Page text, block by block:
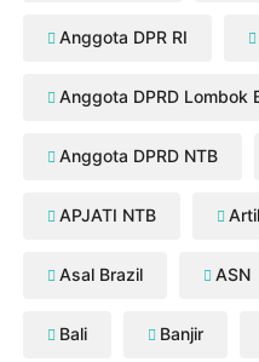
Anggota DPR RI
Anggota DPRD Lombok
Anggota DPRD NTB
APJATI NTB
Asal Brazil ASN
Bali Banjir